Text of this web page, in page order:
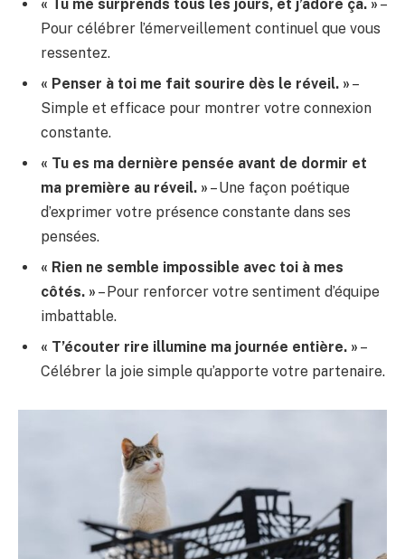
« Tu me surprends tous les jours, et j’adore ça. » –
Pour célébrer l’émerveillement continuel que vous
ressentez.
« Penser à toi me fait sourire dès le réveil. » –
Simple et efficace pour montrer votre connexion
constante.
« Tu es ma dernière pensée avant de dormir et
ma première au réveil. » – Une façon poétique
d’exprimer votre présence constante dans ses
pensées.
« Rien ne semble impossible avec toi à mes
côtés. » – Pour renforcer votre sentiment d’équipe
imbattable.
« T’écouter rire illumine ma journée entière. » –
Célébrer la joie simple qu’apporte votre partenaire.